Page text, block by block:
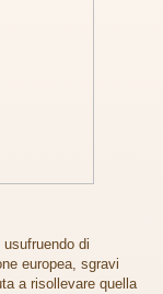
di
europea, sgravi
a risollevare quella